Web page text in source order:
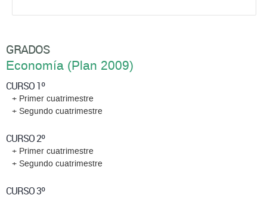
GRADOS
Economía (Plan 2009)
CURSO 1º
+ Primer cuatrimestre
+ Segundo cuatrimestre
CURSO 2º
+ Primer cuatrimestre
+ Segundo cuatrimestre
CURSO 3º